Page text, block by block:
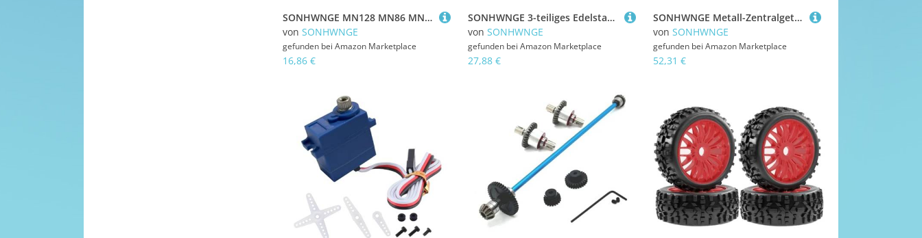
SONHWNGE MN128 MN86 MN86S MN86K MN86KS MN G500 Metall Stahl Antriebswelle Antriebswelle CVD 1/12 RC Crawler Auto Upgrade Teile
von SONHWNGE
gefunden bei Amazon Marketplace
16,86 €
SONHWNGE 3-teiliges Edelstahl-Chassis Gepanzerte Schutz-Unterfahrschutzplatte for Trxs TRX-4 for G500 K5 Rc-Auto-Schutzbrett(Silver)
von SONHWNGE
gefunden bei Amazon Marketplace
27,88 €
SONHWNGE Metall-Zentralgetriebewellen-Differentialsatz, Upgrade-Zubehörsatz for Wltoys 1/12 RC-Auto 124016 124019 124007 124008(Purple)
von SONHWNGE
gefunden bei Amazon Marketplace
52,31 €